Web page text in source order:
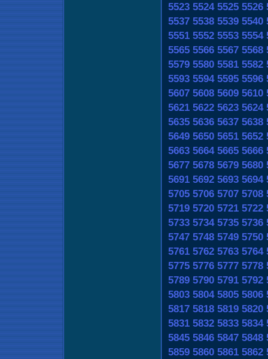
5523 5524 5525 5526
5537 5538 5539 5540
5551 5552 5553 5554
5565 5566 5567 5568
5579 5580 5581 5582
5593 5594 5595 5596
5607 5608 5609 5610
5621 5622 5623 5624
5635 5636 5637 5638
5649 5650 5651 5652
5663 5664 5665 5666
5677 5678 5679 5680
5691 5692 5693 5694
5705 5706 5707 5708
5719 5720 5721 5722
5733 5734 5735 5736
5747 5748 5749 5750
5761 5762 5763 5764
5775 5776 5777 5778
5789 5790 5791 5792
5803 5804 5805 5806
5817 5818 5819 5820
5831 5832 5833 5834
5845 5846 5847 5848
5859 5860 5861 5862